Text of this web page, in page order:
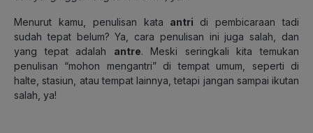
Menurut kamu, penulisan kata antri di pembicaraan tadi
sudah tepat belum? Ya, cara penulisan ini juga salah, dan
yang tepat adalah antre. Meski seringkali kita temukan
penulisan “mohon mengantri” di tempat umum, seperti di
halte, stasiun, atau tempat lainnya, tetapi jangan sampai ikutan
salah, ya!